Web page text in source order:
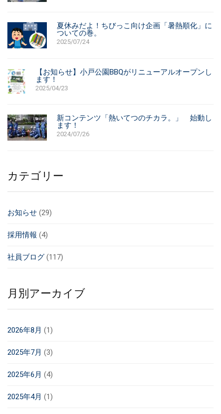
夏休みだよ！ちびっこ向け企画「暑熱順化」に
ついての巻。
2025/07/24
【お知らせ】小戸公園BBQがリニューアルオープンし
ます！
2025/04/23
新コンテンツ「熱いてつのチカラ。」 始動し
ます！
2024/07/26
カテゴリー
お知らせ (29)
採用情報 (4)
社員ブログ (117)
月別アーカイブ
2026年8月 (1)
2025年7月 (3)
2025年6月 (4)
2025年4月 (1)